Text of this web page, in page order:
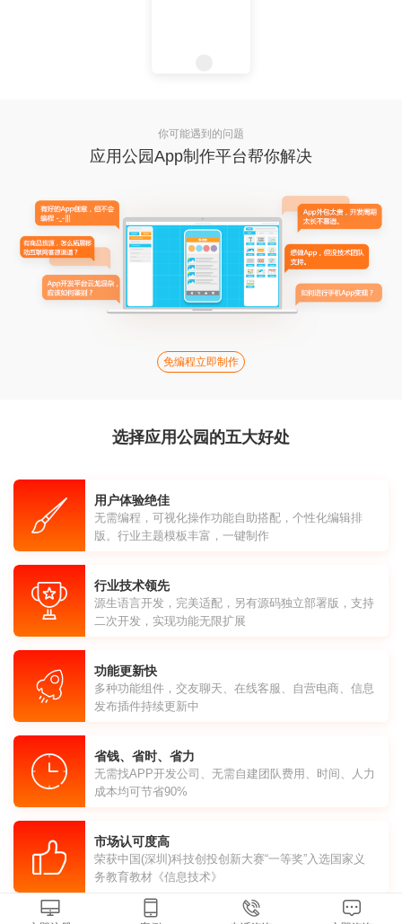
你可能遇到的问题
应用公园App制作平台帮你解决
免编程立即制作
选择应用公园的五大好处
用户体验绝佳
无需编程，可视化操作功能自助搭配，个性化编辑排
版。行业主题模板丰富，一键制作
行业技术领先
源生语言开发，完美适配，另有源码独立部署版，支持
二次开发，实现功能无限扩展
功能更新快
多种功能组件，交友聊天、在线客服、自营电商、信息
发布插件持续更新中
省钱、省时、省力
无需找APP开发公司、无需自建团队费用、时间、人力
成本均可节省90%
市场认可度高
荣获中国(深圳)科技创投创新大赛“一等奖”入选国家义
务教育教材《信息技术》